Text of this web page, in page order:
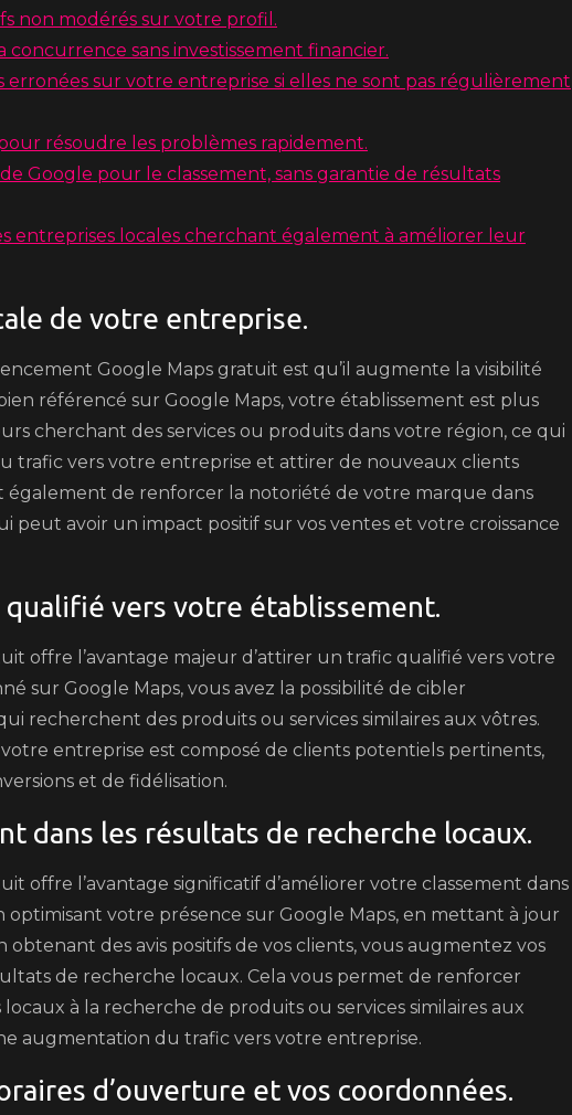
non modérés sur votre profil.
sans investissement financier.
erronées sur votre entreprise si elles ne sont pas régulièrement
résoudre les problèmes rapidement.
Google pour le classement, sans garantie de résultats
entreprises locales cherchant également à améliorer leur
de votre entreprise.
Google Maps gratuit est qu’il augmente la visibilité
référencé sur Google Maps, votre établissement est plus
cherchant des services ou produits dans votre région, ce qui
vers votre entreprise et attirer de nouveaux clients
également de renforcer la notoriété de votre marque dans
peut avoir un impact positif sur vos ventes et votre croissance
vers votre établissement.
offre l’avantage majeur d’attirer un trafic qualifié vers votre
sur Google Maps, vous avez la possibilité de cibler
recherchent des produits ou services similaires aux vôtres.
entreprise est composé de clients potentiels pertinents,
et de fidélisation.
dans les résultats de recherche locaux.
offre l’avantage significatif d’améliorer votre classement dans
optimisant votre présence sur Google Maps, en mettant à jour
des avis positifs de vos clients, vous augmentez vos
de recherche locaux. Cela vous permet de renforcer
à la recherche de produits ou services similaires aux
augmentation du trafic vers votre entreprise.
d’ouverture et vos coordonnées.